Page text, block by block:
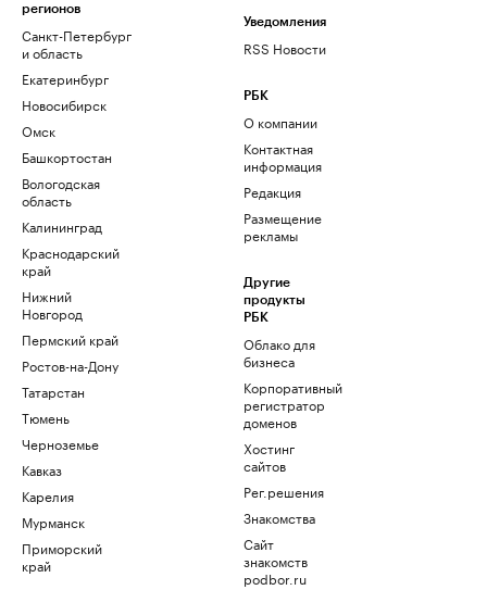
регионов
Санкт-Петербург
и область
Екатеринбург
Новосибирск
Омск
Башкортостан
Вологодская
область
Калининград
Краснодарский
край
Нижний
Новгород
Пермский край
Ростов-на-Дону
Татарстан
Тюмень
Черноземье
Кавказ
Карелия
Мурманск
Приморский
край
Уведомления
RSS Новости
РБК
О компании
Контактная
информация
Редакция
Размещение
рекламы
Другие
продукты
РБК
Облако для
бизнеса
Корпоративный
регистратор
доменов
Хостинг
сайтов
Рег.решения
Знакомства
Сайт
знакомств
podbor.ru